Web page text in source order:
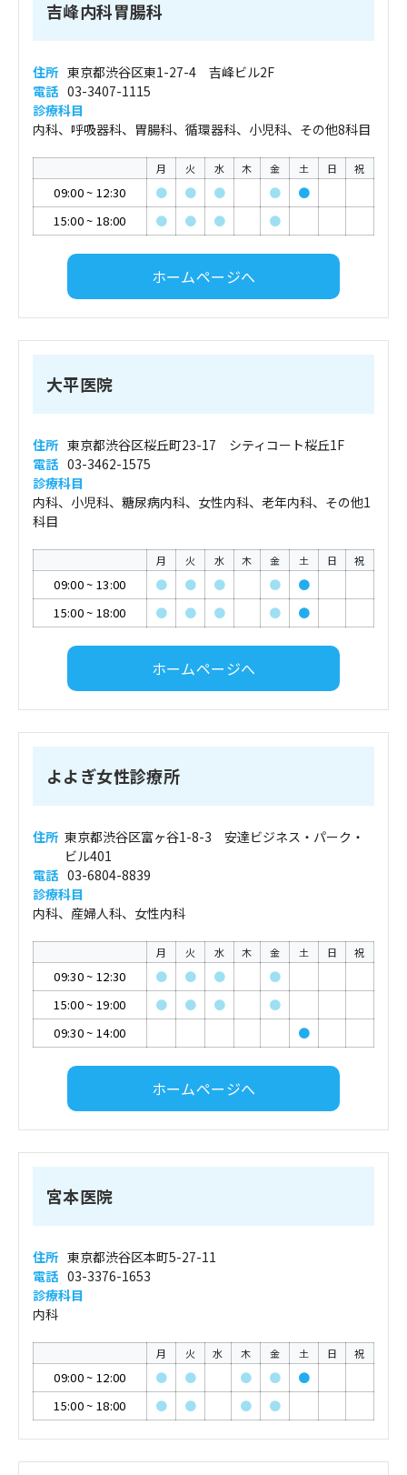
吉峰内科胃腸科
住所 東京都渋谷区東1-27-4 吉峰ビル2F
電話 03-3407-1115
診療科目
内科、呼吸器科、胃腸科、循環器科、小児科、その他8科目
月 火 水 木 金 土 日 祝
09:00~ 12:30 ● ● ● ●
●
15:00~ 18:00 ● ● ● ●
ホームページへ
大平医院
住所 東京都渋谷区桜丘町23-17 シティコート桜丘1F
電話 03-3462-1575
診療科目
内科、小児科、糖尿病内科、女性内科、老年内科、その他1
科目
月 火 水 木 金 土 日 祝
09:00~ 13:00 ● ● ● ●
●
15:00~ 18:00 ● ● ● ● ●
ホームページへ
よよぎ女性診療所
住所 東京都渋谷区富ヶ谷1-8-3 安達ビジネス・パーク・
ビル401
電話 03-6804-8839
診療科目
内科、産婦人科、女性内科
月 火 水 木 金 土 日 祝
09:30~ 12:30 ● ● ●
●
15:00~ 19:00 ● ● ●
●
09:30~ 14:00 ●
ホームページへ
宮本医院
住所 東京都渋谷区本町5-27-11
電話 03-3376-1653
診療科目
内科
月 火 水 木 金 土 日 祝
09:00~ 12:00 ● ● ● ●
●
15:00~ 18:00 ● ● ● ●